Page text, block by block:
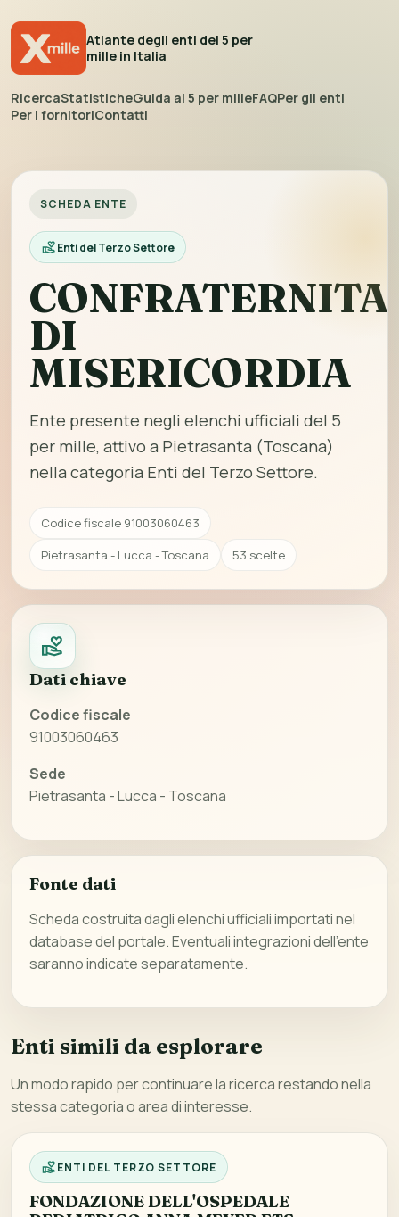
Atlante degli enti del 5 per
mille in Italia
RicercaStatisticheGuida al 5 per milleFAQPer gli enti
Per i fornitoriContatti
SCHEDA ENTE
Enti del Terzo Settore
CONFRATERNITA
DI
MISERICORDIA
Ente presente negli elenchi ufficiali del 5
per mille, attivo a Pietrasanta (Toscana)
nella categoria Enti del Terzo Settore.
Codice fiscale 91003060463
Pietrasanta - Lucca - Toscana
53 scelte
Dati chiave
Codice fiscale
91003060463
Sede
Pietrasanta - Lucca - Toscana
Fonte dati
Scheda costruita dagli elenchi ufficiali importati nel
database del portale. Eventuali integrazioni dell’ente
saranno indicate separatamente.
Enti simili da esplorare
Un modo rapido per continuare la ricerca restando nella
stessa categoria o area di interesse.
ENTI DEL TERZO SETTORE
FONDAZIONE DELL'OSPEDALE